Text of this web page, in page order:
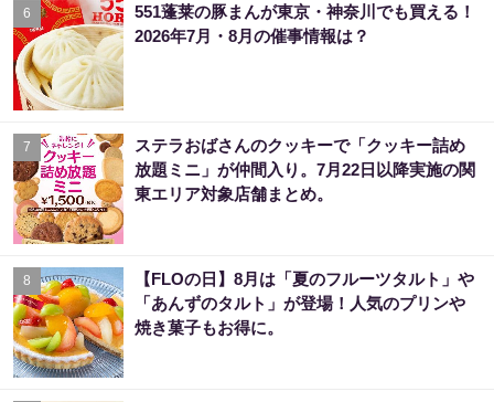
6
551蓬莱の豚まんが東京・神奈川でも買える！
2026年7月・8月の催事情報は？
7
ステラおばさんのクッキーで「クッキー詰め
放題ミニ」が仲間入り。7月22日以降実施の関
東エリア対象店舗まとめ。
8
【FLOの日】8月は「夏のフルーツタルト」や
「あんずのタルト」が登場！人気のプリンや
焼き菓子もお得に。